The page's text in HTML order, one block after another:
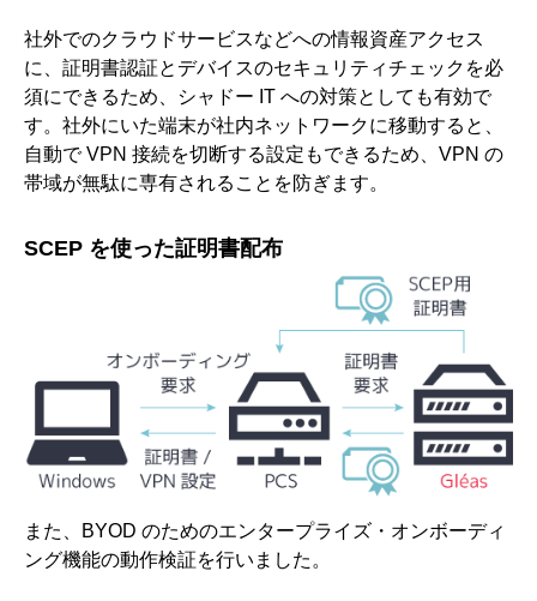
社外でのクラウドサービスなどへの情報資産アクセス
に、証明書認証とデバイスのセキュリティチェックを必
須にできるため、シャドー IT への対策としても有効で
す。社外にいた端末が社内ネットワークに移動すると、
自動で VPN 接続を切断する設定もできるため、VPN の
帯域が無駄に専有されることを防ぎます。
SCEP を使った証明書配布
また、BYOD のためのエンタープライズ・オンボーディ
ング機能の動作検証を行いました。